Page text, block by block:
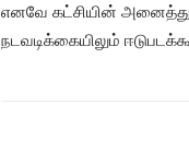
எனவே கட்சியின்
நடவடிக்கையிலும்